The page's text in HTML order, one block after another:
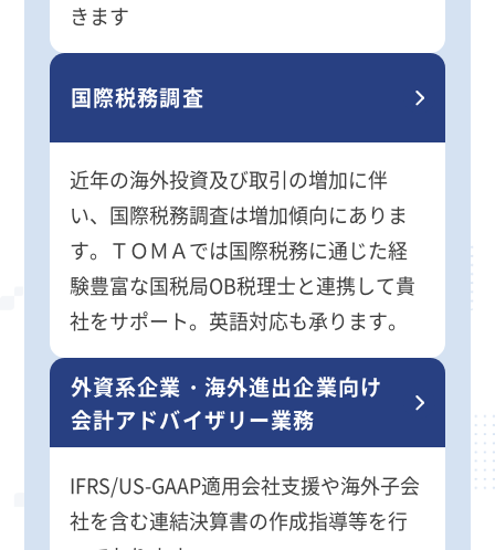
きます
国際税務調査
近年の海外投資及び取引の増加に伴
い、国際税務調査は増加傾向にありま
す。ＴＯＭＡでは国際税務に通じた経
験豊富な国税局OB税理士と連携して貴
社をサポート。英語対応も承ります。
外資系企業・海外進出企業向け
会計アドバイザリー業務
IFRS/US-GAAP適用会社支援や海外子会
社を含む連結決算書の作成指導等を行